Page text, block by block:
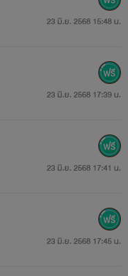
23 มิ.ย. 2568 15:48 น.
23 มิ.ย. 2568 17:39 น.
23 มิ.ย. 2568 17:41 น.
23 มิ.ย. 2568 17:45 น.